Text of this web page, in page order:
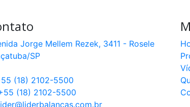
Jorge Mellem Rezek, 3411 - Rosele
SP
(18) 2102-5500
(18) 2102-5500